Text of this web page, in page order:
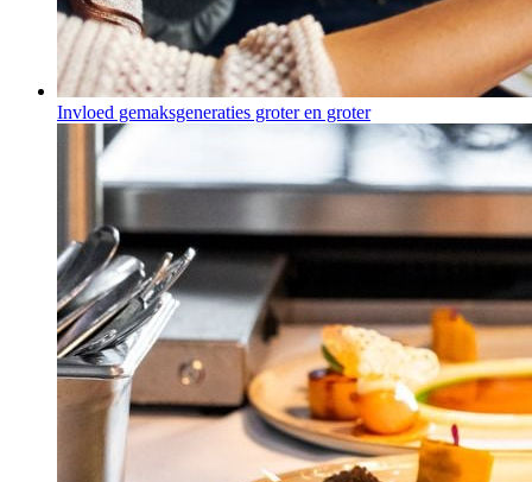
Invloed gemaksgeneraties groter en groter